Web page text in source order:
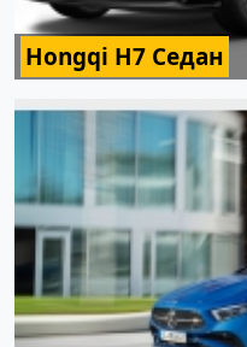
Hongqi H7 Седан